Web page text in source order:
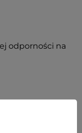
odporności na